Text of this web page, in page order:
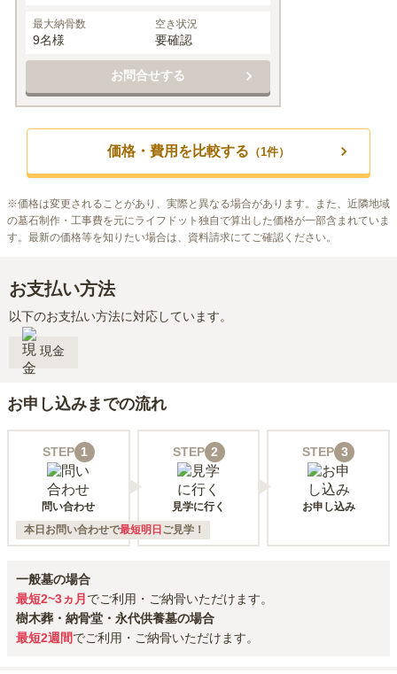
最大納骨数
9名様
空き状況
要確認
お問合せする
価格・費用を比較する （1件）
※価格は変更されることがあり、実際と異なる場合があります。また、近隣地域
の墓石制作・工事費を元にライフドット独自で算出した価格が一部含まれていま
す。最新の価格等を知りたい場合は、資料請求にてご確認ください。
お支払い方法
以下のお支払い方法に対応しています。
現金
お申し込みまでの流れ
STEP 1
問い合わせ
STEP 2
見学に行く
STEP 3
お申し込み
本日お問い合わせで最短明日 ご見学！
一般墓の場合
最短2~3ヵ月でご利用・ご納骨いただけます。
樹木葬・納骨堂・永代供養墓の場合
最短2週間でご利用・ご納骨いただけます。